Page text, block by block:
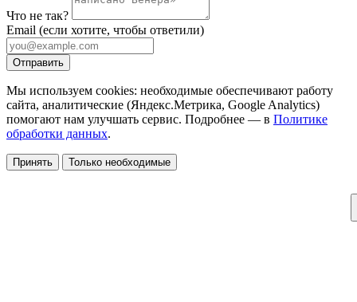
Что не так?
Email (если хотите, чтобы ответили)
Отправить
Мы используем cookies: необходимые обеспечивают работу
сайта, аналитические (Яндекс.Метрика, Google Analytics)
помогают нам улучшать сервис. Подробнее — в Политике
обработки данных.
Принять Только необходимые